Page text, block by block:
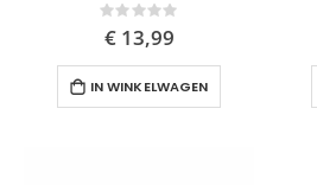
Rating:
0%
€ 13,99
IN WINKELWAGEN